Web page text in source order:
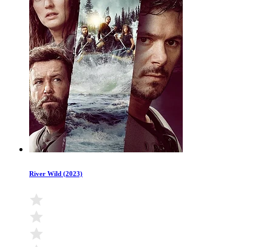
River Wild (2023)